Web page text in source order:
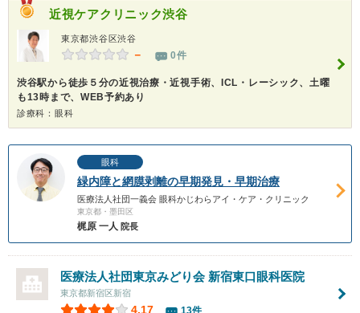
近視ケアクリニック渋谷
東京都渋谷区渋谷
－ 0件
渋谷駅から徒歩５分の近視治療・近視手術、ICL・レーシック、土曜
も13時まで、WEB予約あり
診療科：眼科
眼科
緑内障と網膜剥離の早期発見・早期治療
医療法人社団一義会 眼科かじわらアイ・ケア・クリニック
東京都・墨田区
梶原 一人 院長
医療法人社団東京みどり会 新宿東口眼科医院
東京都新宿区新宿
4.17 13件